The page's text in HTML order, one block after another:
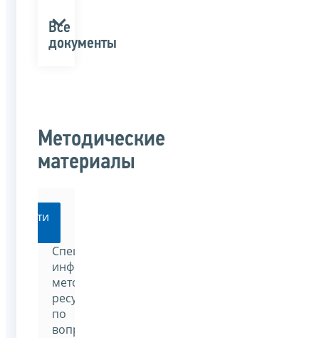
Все
документы
Методические
материалы
Перейти
Специализированный
информационно-
методический
ресурс
по
вопросам